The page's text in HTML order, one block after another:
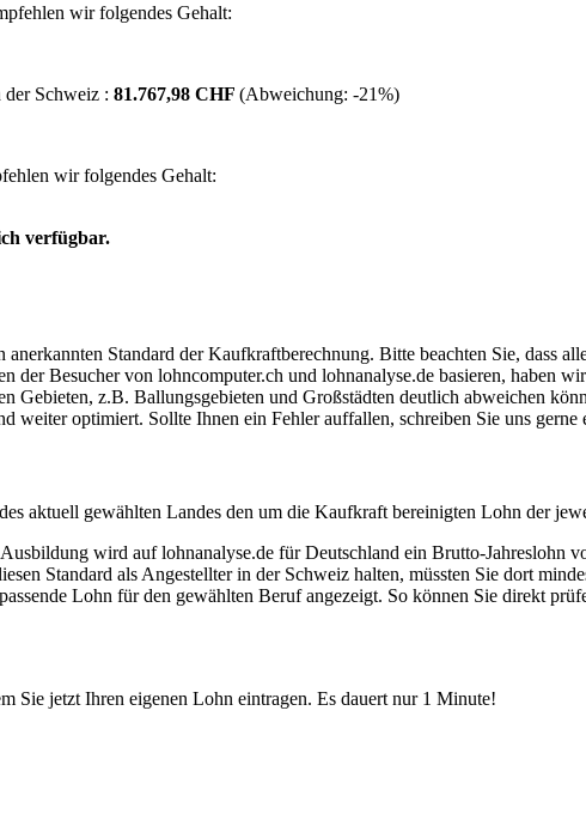
wir folgendes Gehalt:
der Schweiz : 81.767,98 CHF (Abweichung: -21%)
wir folgendes Gehalt:
verfügbar.
Standard der Kaufkraftberechnung. Bitte beachten Sie, dass
der Besucher von lohncomputer.ch und lohnanalyse.de basieren, haben
Gebieten, z.B. Ballungsgebieten und Großstädten deutlich abweichen
weiter optimiert. Sollte Ihnen ein Fehler auffallen, schreiben Sie uns gerne
aktuell gewählten Landes den um die Kaufkraft bereinigten Lohn der
wird auf lohnanalyse.de für Deutschland ein Brutto-
Standard als Angestellter in der Schweiz halten, müssten Sie dort
Lohn für den gewählten Beruf angezeigt. So können Sie direkt
Sie jetzt Ihren eigenen Lohn eintragen. Es dauert nur 1 Minute!